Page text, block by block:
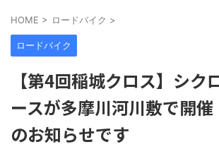
HOME > ロードバイク >
ロードバイク
【第4回稲城クロス】シク
ースが多摩川河川敷で開
のお知らせです